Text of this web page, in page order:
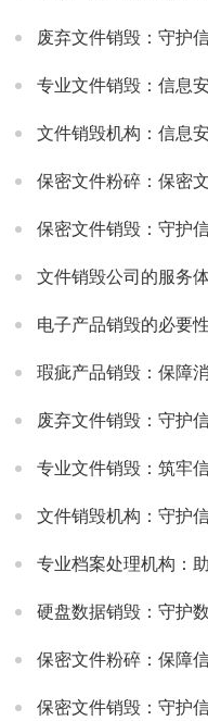
废弃文件销毁：守护信
专业文件销毁：信息安
文件销毁机构：信息安全与
保密文件粉碎：保密文件
保密文件销毁：守护信
文件销毁公司的服务体
电子产品销毁的必要
瑕疵产品销毁：保障消费安全
废弃文件销毁：守护信息安
专业文件销毁：筑牢信息安
文件销毁机构：守护信息安
专业档案处理机构：助力档案
硬盘数据销毁：守护数
保密文件粉碎：保障信
保密文件销毁：守护信